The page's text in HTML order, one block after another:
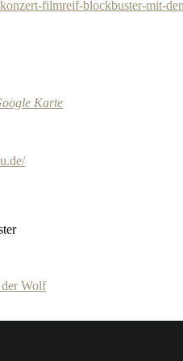
filmreif-blockbuster-mit-
Karte
der Wolf